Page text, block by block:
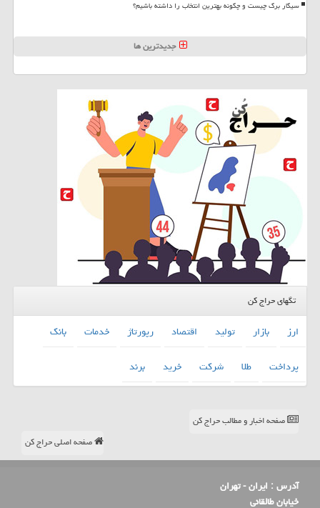
سیگار برگ چیست و چگونه بهترین انتخاب را داشته باشیم؟
جدیدترین ها
تگهای حراج کن
ارز بازار تولید اقتصاد رپورتاژ خدمات
بانك
پرداخت
طلا شركت خرید برند
صفحه اخبار و مطالب حراج کن
صفحه اصلی حراج کن
آدرس : ایران - تهران
خیابان طالقانی